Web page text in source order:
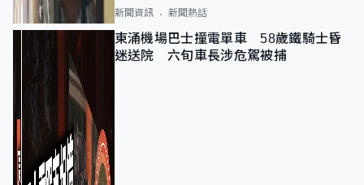
新聞資訊 新聞熱話
東涌機場巴士撞電單車 58歲鐵騎士昏
迷送院 六旬車長涉危駕被捕